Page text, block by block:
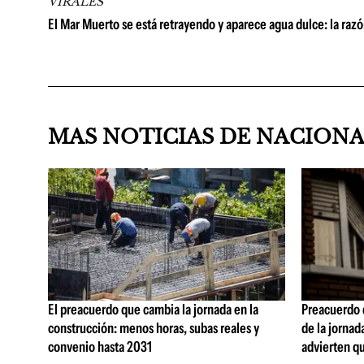
El Mar Muerto se está retrayendo y aparece agua dulce: la
MAS NOTICIAS DE
El preacuerdo que cambia la jornada en la
construcción: menos horas, subas reales y
convenio hasta 2031
de la
advierten